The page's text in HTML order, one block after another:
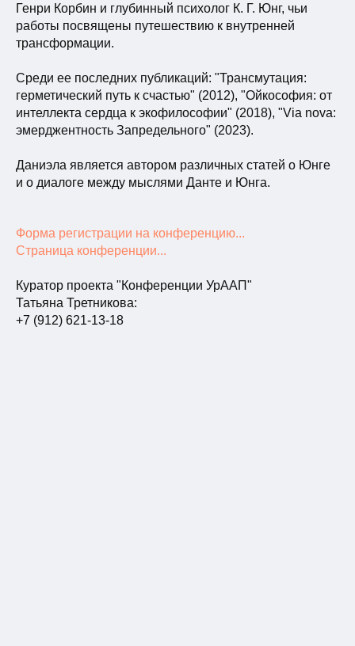
Генри Корбин и глубинный психолог К. Г. Юнг, чьи
работы посвящены путешествию к внутренней
трансформации.
Среди ее последних публикаций: "Трансмутация:
герметический путь к счастью" (2012), "Ойкософия: от
интеллекта сердца к экофилософии" (2018), "Via nova:
эмерджентность Запредельного" (2023).
Даниэла является автором различных статей о Юнге
и о диалоге между мыслями Данте и Юнга.
Форма регистрации на конференцию...
Страница конференции...
Куратор проекта "Конференции УрААП"
Татьяна Третникова:
+7 (912) 621-13-18